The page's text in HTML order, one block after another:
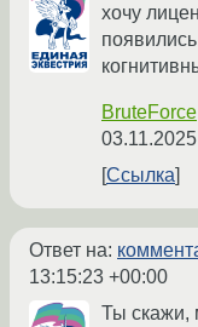
хочу
BruteForce
Ссылка
Ответ на:
13:15:23 +00:00
Ты скажи,